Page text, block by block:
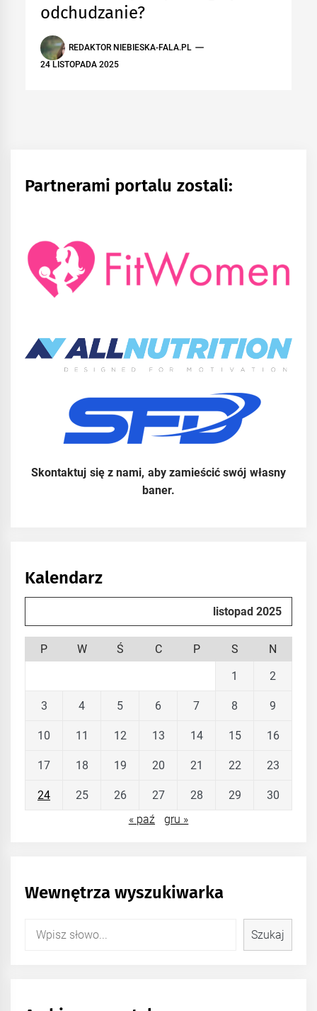
odchudzanie?
REDAKTOR NIEBIESKA-FALA.PL
24 LISTOPADA 2025
Partnerami portalu zostali:
Skontaktuj się z nami, aby zamieścić swój własny
baner.
Kalendarz
listopad 2025
P W Ś C P S
N
1
2
3 4 5 6 7 8 9
10 11 12 13 14 15 16
17 18 19 20 21 22 23
24 25 26 27 28 29
30
« paź
gru »
Wewnętrza wyszukiwarka
Szukaj
Szukaj